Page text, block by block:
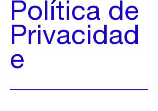
Política de
Privacidad
e